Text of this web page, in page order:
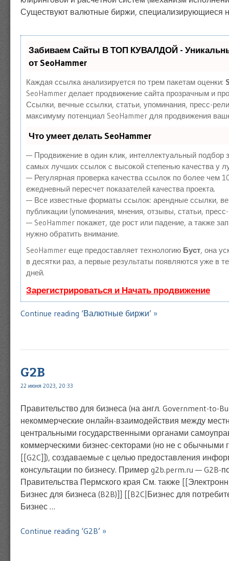
Существуют валютные биржи, специализирующиеся
Забиваем Сайты В ТОП КУВАЛДОЙ -
от SeoHammer
Каждая ссылка анализируется по трем пакетам оценки:
SeoHammer делает продвижение сайта прозрачным и
Ссылки, вечные ссылки, статьи, упоминания, пресс-
максимуму потенциал SeoHammer для продвижения
Что умеет делать SeoHammer
— Продвижение в один клик, интеллектуальный подбор
самых лучших ссылок с высокой степенью качества у
— Регулярная проверка качества ссылок по более чем
ежедневный пересчет показателей качества проекта.
— Все известные форматы ссылок: арендные ссылки,
публикации (упоминания, мнения, отзывы, статьи,
— SeoHammer покажет, где рост или падение, а также
нужно обратить внимание.
SeoHammer еще предоставляет технологию Буст, она
в десятки раз, а первые результаты появляются уже в
дней.
Зарегистрироваться и Начать продвижение
Continue reading ‘Валютные биржи’ »
G2B
22 июня 2023, 20:33
Правительство для бизнеса (на англ. Government-to-
некоммерческие онлайн-взаимодействия между
центральными государственными органами
коммерческими бизнес-секторами (но не с
[[G2C]]), создаваемые с целью предоставления
консультации по бизнесу. Пример g2b.perm.ru — G2B-
Правительства Пермского края См. также
Бизнес для бизнеса (B2B)]] [[B2C|Бизнес для
Бизнес …
Continue reading ‘G2B’ »